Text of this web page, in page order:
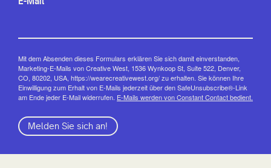
Mit dem Absenden dieses Formulars erklären Sie sich damit einverstanden,
Marketing-E-Mails von Creative West, 1536 Wynkoop St, Suite 522, Denver,
CO, 80202, USA, https://wearecreativewest.org/ zu erhalten. Sie können Ihre
Einwilligung zum Erhalt von E-Mails jederzeit über den SafeUnsubscribe®-Link
am Ende jeder E-Mail widerrufen. E-Mails werden von Constant Contact bedient.
Melden Sie sich an!